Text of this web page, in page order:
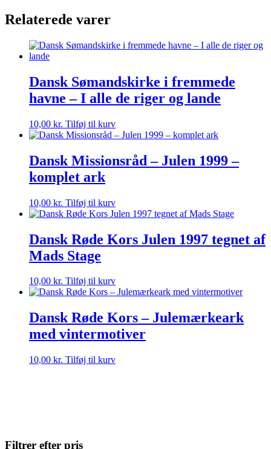
Relaterede varer
Dansk Sømandskirke i fremmede
havne – I alle de riger og lande
10,00 kr. Tilføj til kurv
Dansk Missionsråd – Julen 1999 –
komplet ark
10,00 kr. Tilføj til kurv
Dansk Røde Kors Julen 1997 tegnet af
Mads Stage
10,00 kr. Tilføj til kurv
Dansk Røde Kors – Julemærkeark
med vintermotiver
10,00 kr. Tilføj til kurv
Filtrer efter pris